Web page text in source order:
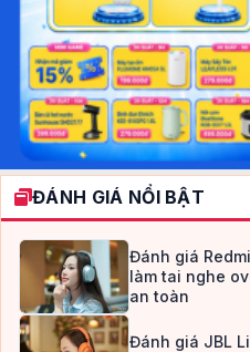
ĐÁNH GIÁ NỔI BẬT
Đánh giá
làm tai nghe
an toàn
Đánh giá JBL